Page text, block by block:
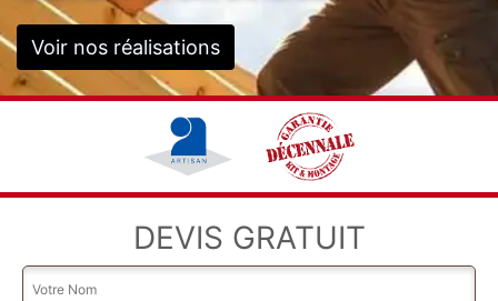
Voir nos réalisations
DEVIS GRATUIT